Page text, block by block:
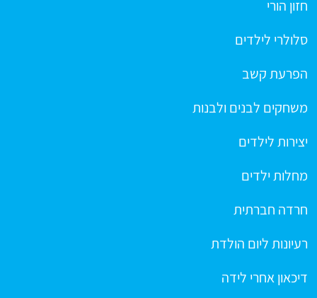
חזון הורי
סלולרי לילדים
הפרעת קשב
משחקים לבנים ולבנות
יצירות לילדים
מחלות ילדים
חרדה חברתית
רעיונות ליום הולדת
דיכאון אחרי לידה